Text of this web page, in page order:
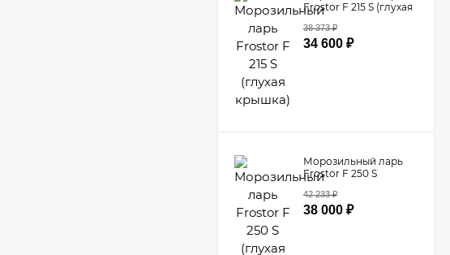
Frostor F 215 S (глухая
38 373₽
34 600 ₽
Морозильный ларь
Frostor F 250 S
42 233₽
38 000 ₽